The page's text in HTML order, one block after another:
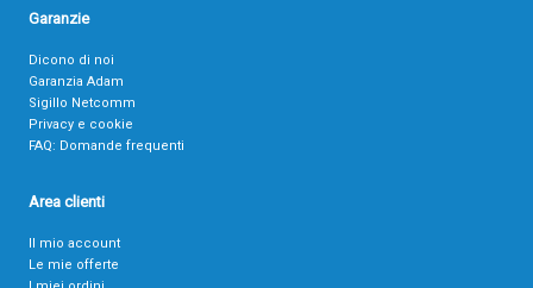
Garanzie
Dicono di noi
Garanzia Adam
Sigillo Netcomm
Privacy e cookie
FAQ: Domande frequenti
Area clienti
Il mio account
Le mie offerte